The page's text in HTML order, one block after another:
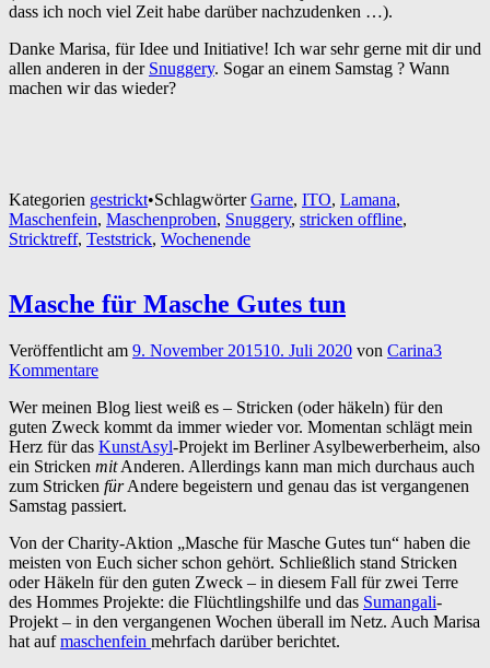
dass ich noch viel Zeit habe darüber nachzudenken …).
Danke Marisa, für Idee und Initiative! Ich war sehr gerne mit dir und
allen anderen in der Snuggery. Sogar an einem Samstag ? Wann
machen wir das wieder?
Kategorien gestrickt•SchlagwörterGarne, ITO, Lamana,
Maschenfein, Maschenproben, Snuggery, stricken offline,
Stricktreff, Teststrick, Wochenende
Masche für Masche Gutes tun
Veröffentlicht am 9. November 201510. Juli 2020 von Carina3
Kommentare
Wer meinen Blog liest weiß es – Stricken (oder häkeln) für den
guten Zweck kommt da immer wieder vor. Momentan schlägt mein
Herz für das KunstAsyl-Projekt im Berliner Asylbewerberheim, also
ein Stricken mitAnderen. Allerdings kann man mich durchaus auch
zum Stricken fürAndere begeistern und genau das ist vergangenen
Samstag passiert.
Von der Charity-Aktion „Masche für Masche Gutes tun“ haben die
meisten von Euch sicher schon gehört. Schließlich stand Stricken
oder Häkeln für den guten Zweck – in diesem Fall für zwei Terre
des Hommes Projekte: die Flüchtlingshilfe und das Sumangali-
Projekt – in den vergangenen Wochen überall im Netz. Auch Marisa
hat aufmaschenfein mehrfach darüber berichtet.